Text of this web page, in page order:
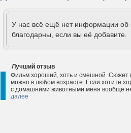
У нас всё ещё нет информации
благодарны, если вы её добавите.
Лучший отзыв
Фильм хороший, хоть и смешной. Сюжет
можно в любом возрасте. Если хотите
с домашними животными меня вообще
далее